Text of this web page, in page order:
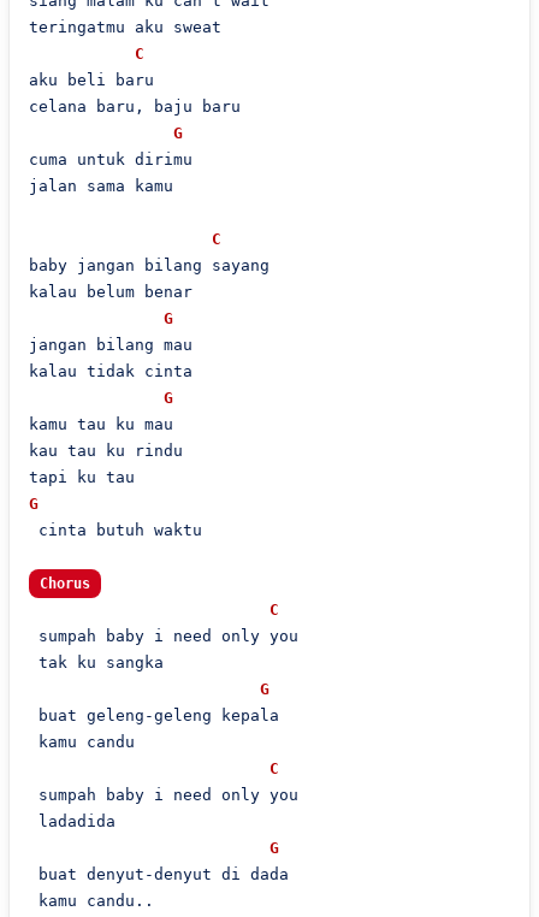
teringatmu aku sweat
C
aku beli baru
celana baru, baju baru
G
cuma untuk dirimu
jalan sama kamu
C
baby jangan bilang sayang
kalau belum benar
G
jangan bilang mau
kalau tidak cinta
G
kamu tau ku mau
kau tau ku rindu
G
cinta butuh waktu
Chorus
C
sumpah baby i need only you
tak ku sangka
G
buat geleng-geleng kepala
kamu candu
C
sumpah baby i need only you
ladadida
G
buat denyut-denyut di dada
kamu candu..